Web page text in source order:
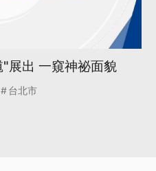
展出 一窺神祕面貌
台北市